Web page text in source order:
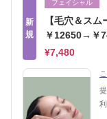
新
規
フェイシャル
【毛穴＆ス
￥12650→￥
¥7,480